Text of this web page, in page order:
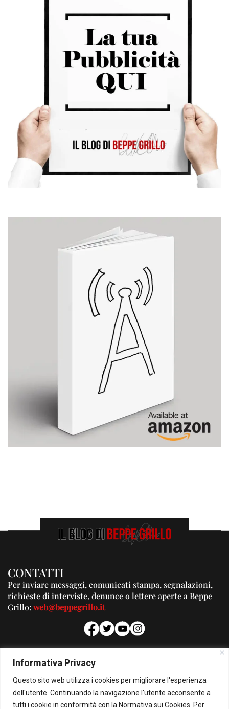
Informativa Privacy
Questo sito web utilizza i cookies per migliorare l'esperienza
dell'utente. Continuando la navigazione l'utente acconsente a
tutti i cookie in conformità con la Normativa sui Cookies. Per
CONTATTI
Per inviare messaggi, comunicati stampa, segnalazioni,
richieste di interviste, denunce o lettere aperte a Beppe
Grillo:web@beppegrillo.it
PUBBLICITA'
Per la tua pubblicità su questo Blog:
pubblicita@beppegrillo.it